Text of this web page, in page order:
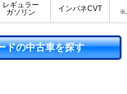
レギュラー
ガソリン
インパネCVT
ドの中古車を探す